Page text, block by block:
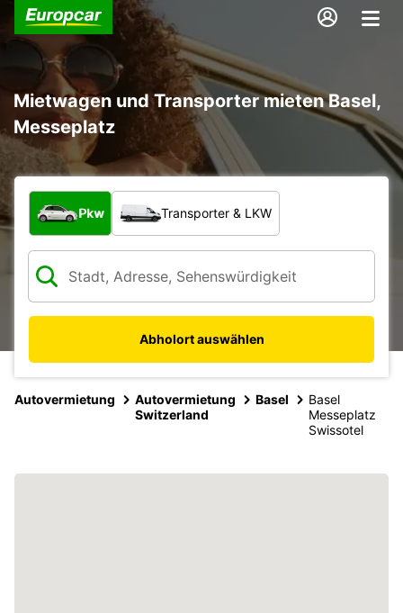
Mietwagen und Transporter mieten Basel,
Messeplatz
Welche Art von Fahrzeug?
Pkw Transporter & LKW
Abholort auswählen
Autovermietung
Autovermietung
Switzerland
Basel
Basel
Messeplatz
Swissotel